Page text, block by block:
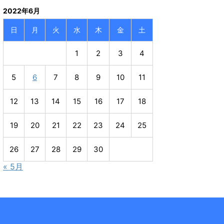
2022年6月
日 月 火 水 木 金 土
1 2 3 4
5 6 7 8 9 10 11
12 13 14 15 16 17 18
19 20 21 22 23 24 25
26 27 28 29 30
« 5月